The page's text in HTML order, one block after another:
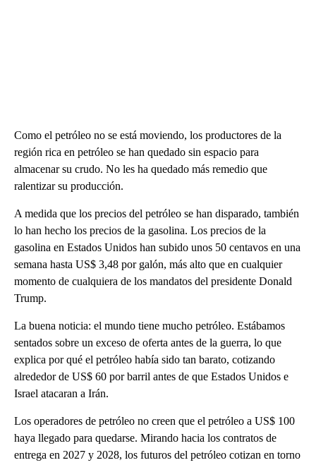
Como el petróleo no se está moviendo, los productores de la
región rica en petróleo se han quedado sin espacio para
almacenar su crudo. No les ha quedado más remedio que
ralentizar su producción.
A medida que los precios del petróleo se han disparado, también
lo han hecho los precios de la gasolina. Los precios de la
gasolina en Estados Unidos han subido unos 50 centavos en una
semana hasta US$ 3,48 por galón, más alto que en cualquier
momento de cualquiera de los mandatos del presidente Donald
Trump.
La buena noticia: el mundo tiene mucho petróleo. Estábamos
sentados sobre un exceso de oferta antes de la guerra, lo que
explica por qué el petróleo había sido tan barato, cotizando
alrededor de US$ 60 por barril antes de que Estados Unidos e
Israel atacaran a Irán.
Los operadores de petróleo no creen que el petróleo a US$ 100
haya llegado para quedarse. Mirando hacia los contratos de
entrega en 2027 y 2028, los futuros del petróleo cotizan en torno